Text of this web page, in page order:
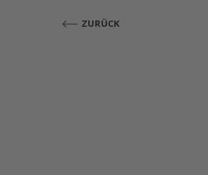
ZURÜCK